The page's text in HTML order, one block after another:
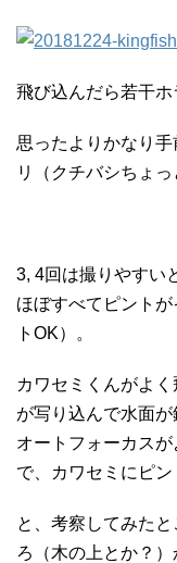
飛び込んだら若干ホ
思ったよりかなり
リ（クチバシちょっ
3, 4回は撮りやすい
ほぼすべてピント
トOK）。
カワセミくんがよ
が写り込んで水面が
オートフォーカス
で、カワセミにピン
と、考察してみた
ろ（木の上とか？